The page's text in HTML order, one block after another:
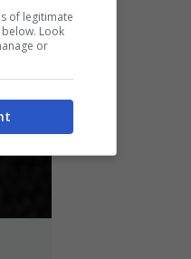
of legitimate
Look
or